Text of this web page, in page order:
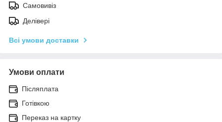
Самовивіз
Делівері
Всі умови доставки
Умови оплати
Післяплата
Готівкою
Переказ на картку